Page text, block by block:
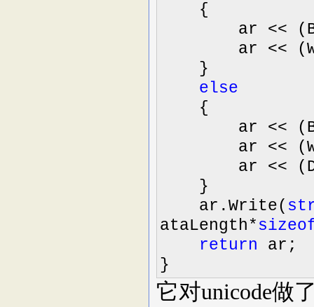
{
ar <<
ar <<
}
else
{
ar <<
ar <<
ar <<
}
ar.Write(
ataLength*
return ar;
}
它对unicode做